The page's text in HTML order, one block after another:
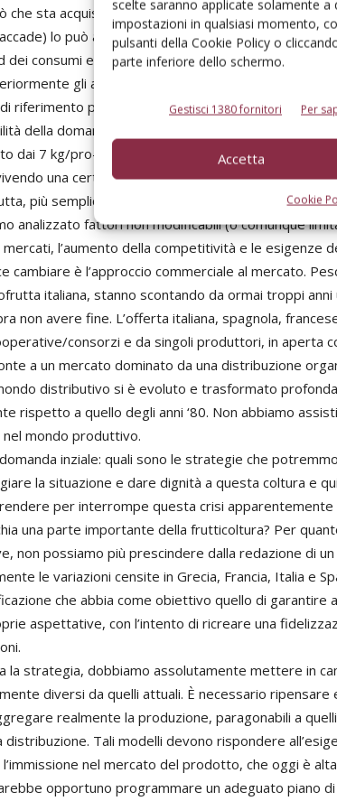
scelte saranno applicate solamente
impostazioni in qualsiasi momento,
pulsanti della Cookie Policy o
parte inferiore dello schermo.
Gestisci 1380 fornitori Per
Accetta
Cookie
che sta acquistando risponde al suo gusto. Questo
lo può allontanare dal prodotto e ciò crea
dei consumi europei.
gli aspetti del consumo, la situazione è
riferimento principale dopo la chiusura del mercato
della domanda. Unica eccezione in questo
dai 7 kg/pro-capite di fine anni ‘90 agli attuali 3,6
una certa disaffezione per il prodotto ed è
più semplici e più rispondenti al proprio gusto.
analizzato fattori non modificabili (o comunque
l’aumento della competitività e le esigenze
cambiare è l’approccio commerciale al mercato.
italiana, stanno scontando da ormai troppi
non avere fine. L’offerta italiana, spagnola,
consorzi e da singoli produttori, in aperta
a un mercato dominato da una distribuzione
distributivo si è evoluto e trasformato
rispetto a quello degli anni ‘80. Non abbiamo
mondo produttivo.
inziale: quali sono le strategie che
la situazione e dare dignità a questa coltura e
per interrompe questa crisi
una parte importante della frutticoltura? Per
non possiamo più prescindere dalla redazione di
le variazioni censite in Grecia, Francia, Italia e
che abbia come obiettivo quello di garantire
aspettative, con l’intento di ricreare una
la strategia, dobbiamo assolutamente mettere in
diversi da quelli attuali. È necessario ripensare
realmente la produzione, paragonabili a
distribuzione. Tali modelli devono rispondere
nel mercato del prodotto, che oggi è
opportuno programmare un adeguato piano di